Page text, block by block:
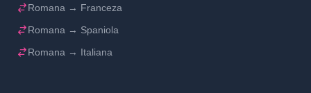
Romana → Franceza
Romana → Spaniola
Romana → Italiana